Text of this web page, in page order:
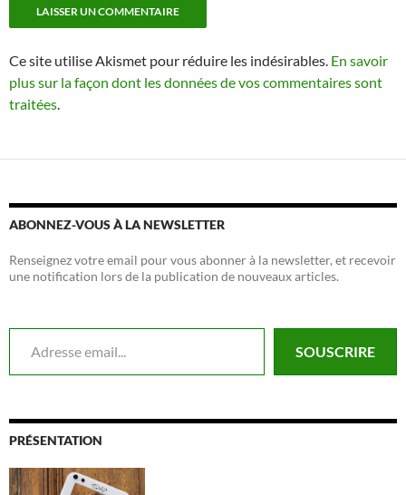
Ce site utilise Akismet pour réduire les indésirables. En savoir
plus sur la façon dont les données de vos commentaires sont
traitées.
ABONNEZ-VOUS À LA NEWSLETTER
Renseignez votre email pour vous abonner à la newsletter, et recevoir
une notification lors de la publication de nouveaux articles.
Adresse email...
SOUSCRIRE
PRÉSENTATION